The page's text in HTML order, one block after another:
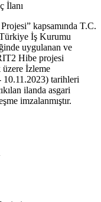
İlanı
kapsamında T.C.
İş Kurumu
uygulanan ve
Hibe projesi
üzere İzleme
tarihleri
ilanda asgari
imzalanmıştır.